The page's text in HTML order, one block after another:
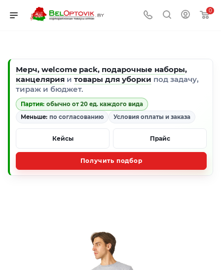
0
Мерч, welcome pack, подарочные наборы,
канцелярия и товары для уборки под задачу,
тираж и бюджет.
Партия: обычно от 20 ед. каждого вида
Меньше: по согласованию Условия оплаты и заказа
Кейсы Прайс
Получить подбор